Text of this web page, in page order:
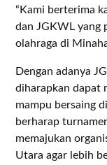
“Kami berterima
dan JGKWL yang
olahraga di
Dengan adanya
diharapkan dapat
mampu bersaing
berharap
memajukan
Utara agar lebih